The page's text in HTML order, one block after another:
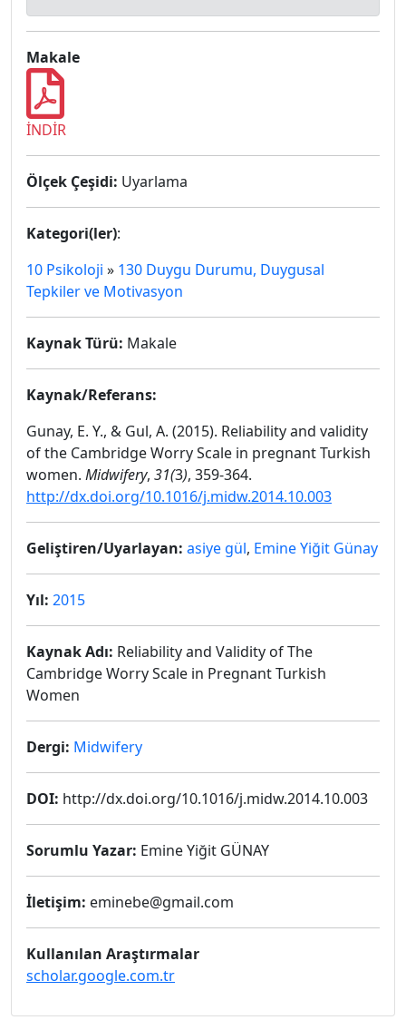
Makale
İNDİR
Ölçek Çeşidi: Uyarlama
Kategori(ler):
10 Psikoloji » 130 Duygu Durumu, Duygusal
Tepkiler ve Motivasyon
Kaynak Türü: Makale
Kaynak/Referans:
Gunay, E. Y., & Gul, A. (2015). Reliability and validity
of the Cambridge Worry Scale in pregnant Turkish
women. Midwifery, 31(3), 359-364.
http://dx.doi.org/10.1016/j.midw.2014.10.003
Geliştiren/Uyarlayan: asiye gül, Emine Yiğit Günay
Yıl: 2015
Kaynak Adı: Reliability and Validity of The
Cambridge Worry Scale in Pregnant Turkish
Women
Dergi: Midwifery
DOI: http://dx.doi.org/10.1016/j.midw.2014.10.003
Sorumlu Yazar: Emine Yiğit GÜNAY
İletişim: eminebe@gmail.com
Kullanılan Araştırmalar
scholar.google.com.tr